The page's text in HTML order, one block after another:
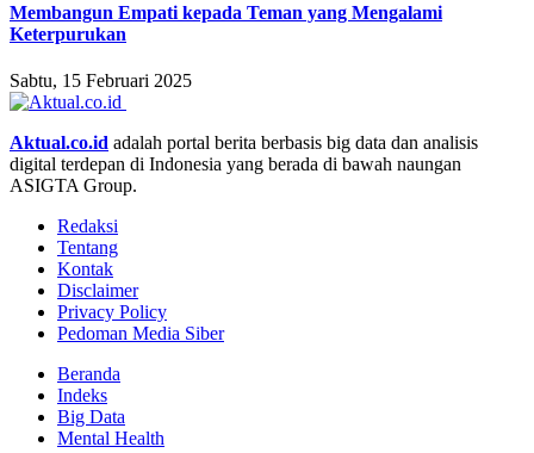
Membangun Empati kepada Teman yang Mengalami
Keterpurukan
Sabtu, 15 Februari 2025
Aktual.co.id adalah portal berita berbasis big data dan analisis
digital terdepan di Indonesia yang berada di bawah naungan
ASIGTA Group.
Redaksi
Tentang
Kontak
Disclaimer
Privacy Policy
Pedoman Media Siber
Beranda
Indeks
Big Data
Mental Health